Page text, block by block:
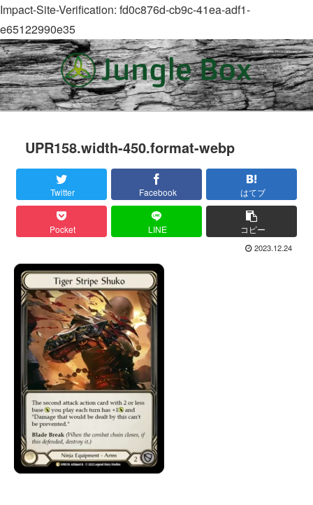
Impact-Site-Verification: fd0c876d-cb9c-41ea-adf1-
e65122990e35
UPR158.width-450.format-webp
Twitter Facebook はてブ
Pocket LINE コピー
2023.12.24